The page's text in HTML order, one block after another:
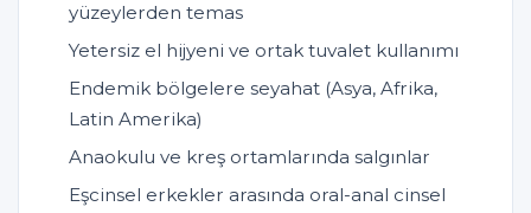
yüzeylerden temas
Yetersiz el hijyeni ve ortak tuvalet kullanımı
Endemik bölgelere seyahat (Asya, Afrika,
Latin Amerika)
Anaokulu ve kreş ortamlarında salgınlar
Eşcinsel erkekler arasında oral-anal cinsel